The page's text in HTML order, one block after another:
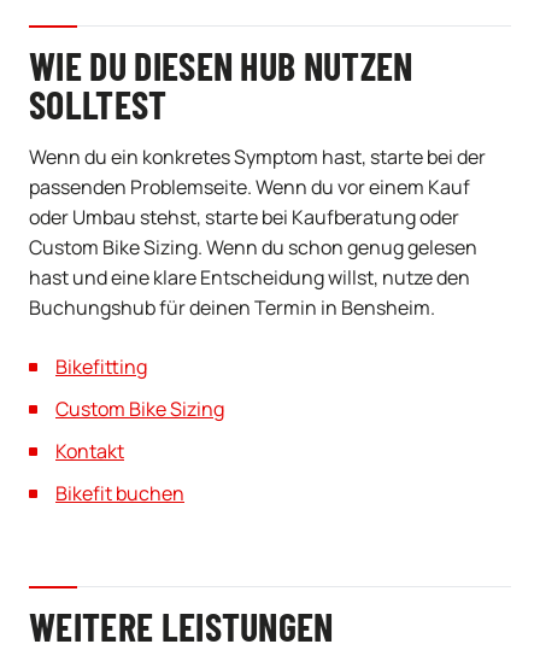
WIE DU DIESEN HUB NUTZEN
SOLLTEST
Wenn du ein konkretes Symptom hast, starte bei der
passenden Problemseite. Wenn du vor einem Kauf
oder Umbau stehst, starte bei Kaufberatung oder
Custom Bike Sizing. Wenn du schon genug gelesen
hast und eine klare Entscheidung willst, nutze den
Buchungshub für deinen Termin in Bensheim.
Bikefitting
Custom Bike Sizing
Kontakt
Bikefit buchen
WEITERE LEISTUNGEN